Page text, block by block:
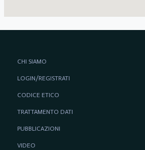
CHI SIAMO
LOGIN/REGISTRATI
CODICE ETICO
TRATTAMENTO DATI
PUBBLICAZIONI
VIDEO